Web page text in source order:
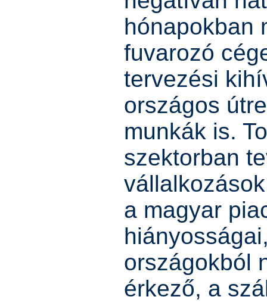
hónapokban
fuvarozó
tervezési
országos
munkák is.
szektorban
a magyar
országokból
érkező, a